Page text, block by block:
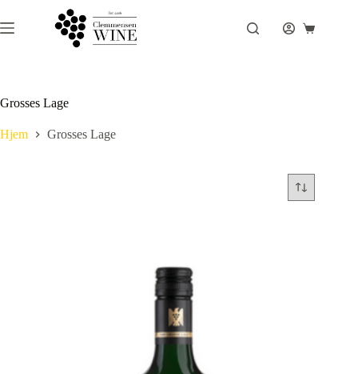
til
indhold
Grosses Lage
Hjem Grosses Lage